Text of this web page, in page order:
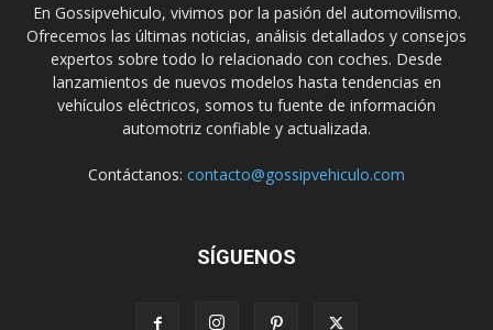
En Gossipvehiculo, vivimos por la pasión del automovilismo.
Ofrecemos las últimas noticias, análisis detallados y consejos
expertos sobre todo lo relacionado con coches. Desde
lanzamientos de nuevos modelos hasta tendencias en
vehículos eléctricos, somos tu fuente de información
automotriz confiable y actualizada.
Contáctanos: contacto@gossipvehiculo.com
SÍGUENOS